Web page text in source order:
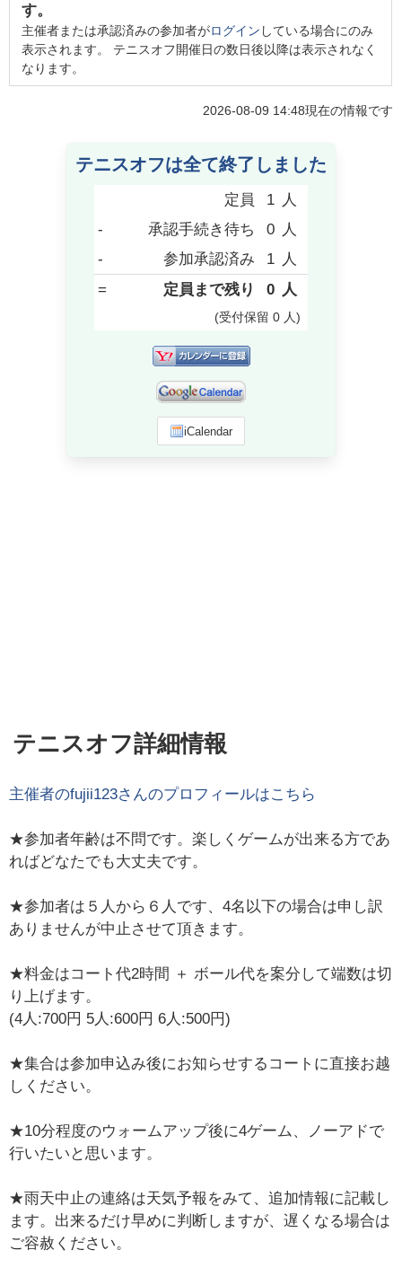
す。
主催者または承認済みの参加者がログイン している場合にのみ
表示されます。 テニスオフ開催日の数日後以降は表示されなく
なります。
2026-08-09 14:48現在の情報です
テニスオフは全て終了しました
定員 1 人
-
承認手続き待ち 0 人
-
参加承認済み 1 人
=
定員まで残り 0 人
(受付保留 0 人)
iCalendar
テニスオフ詳細情報
主催者のfujii123さんのプロフィールはこちら
★参加者年齢は不問です。楽しくゲームが出来る方であ
ればどなたでも大丈夫です。
★参加者は５人から６人です、4名以下の場合は申し訳
ありませんが中止させて頂きます。
★料金はコート代2時間 ＋ ボール代を案分して端数は切
り上げます。
(4人:700円 5人:600円 6人:500円)
★集合は参加申込み後にお知らせするコートに直接お越
しください。
★10分程度のウォームアップ後に4ゲーム、ノーアドで
行いたいと思います。
★雨天中止の連絡は天気予報をみて、追加情報に記載し
ます。出来るだけ早めに判断しますが、遅くなる場合は
ご容赦ください。